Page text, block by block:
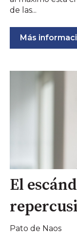
de las...
Más
El
Pato de Naos